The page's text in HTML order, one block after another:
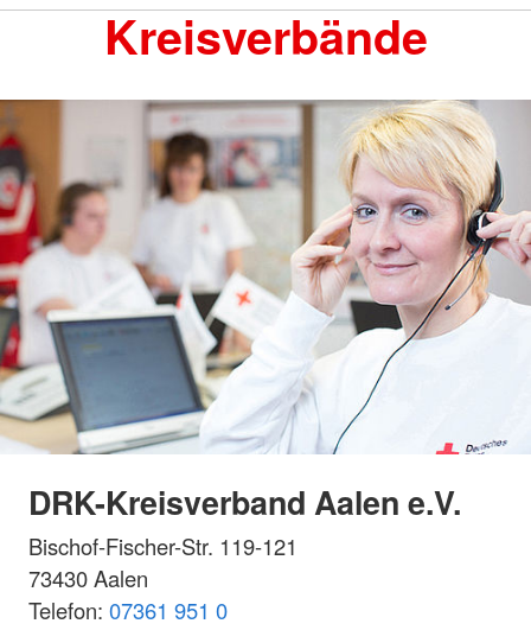
Kreisverbände
DRK-Kreisverband Aalen e.V.
Bischof-Fischer-Str. 119-121
73430 Aalen
Telefon: 07361 951 0